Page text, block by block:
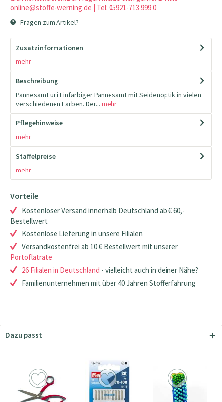
online@stoffe-werning.de | Tel: 05921-713 999 0
Fragen zum Artikel?
Zusatzinformationen
mehr
Beschreibung
Pannesamt uni Einfarbiger Pannesamt mit Seidenoptik in vielen
verschiedenen Farben. Der... mehr
Pflegehinweise
mehr
Staffelpreise
mehr
Vorteile
Kostenloser Versand innerhalb Deutschland ab € 60,-
Bestellwert
Kostenlose Lieferung in unsere Filialen
Versandkostenfrei ab 10 € Bestellwert mit unserer
Portoflatrate
26 Filialen in Deutschland - vielleicht auch in deiner Nähe?
Familienunternehmen mit über 40 Jahren Stofferfahrung
Dazu passt